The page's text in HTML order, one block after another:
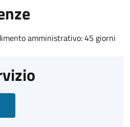
amministrativo: 45 giorni